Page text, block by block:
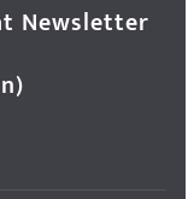
Newsletter